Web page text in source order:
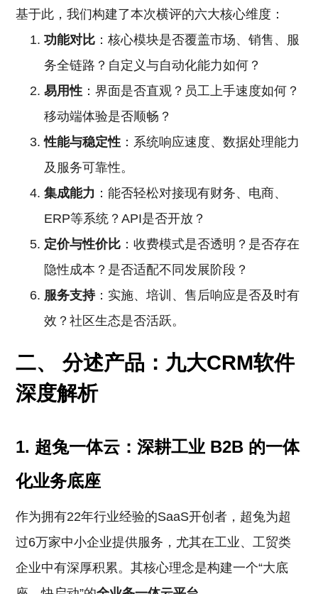
基于此，我们构建了本次横评的六大核心维度：
功能对比 ：核心模块是否覆盖市场、销售、服
务全链路？自定义与自动化能力如何？
易用性 ：界面是否直观？员工上手速度如何？
移动端体验是否顺畅？
性能与稳定性 ：系统响应速度、数据处理能力
及服务可靠性。
集成能力 ：能否轻松对接现有财务、电商、
ERP等系统？API是否开放？
定价与性价比 ：收费模式是否透明？是否存在
隐性成本？是否适配不同发展阶段？
服务支持：实施、培训、售后响应是否及时有
效？社区生态是否活跃。
二、 分述产品：九大CRM软件
深度解析
1. 超兔一体云：深耕工业 B2B 的一体
化业务底座
作为拥有22年行业经验的SaaS开创者，超兔为超
过6万家中小企业提供服务，尤其在工业、工贸类
企业中有深厚积累。其核心理念是构建一个“大底